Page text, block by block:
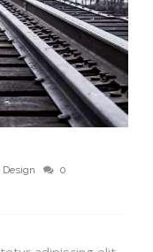
Design 0